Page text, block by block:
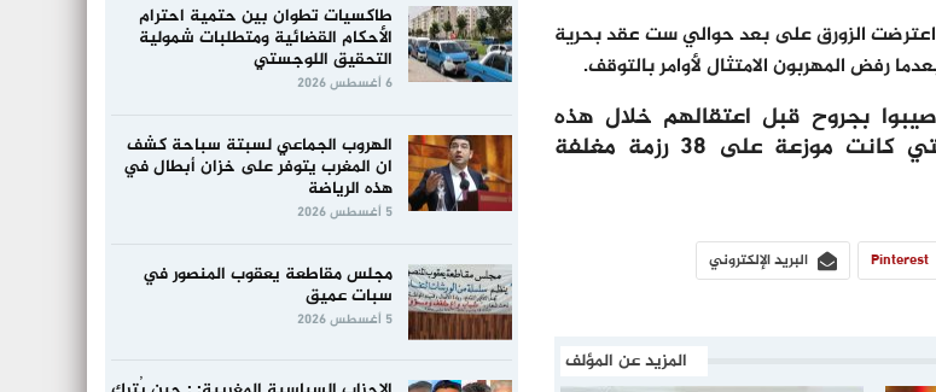
اعترضت الزورق على بعد حوالي ست عقد بحرية
رفض المهربون الامتثال لأوامر بالتوقف.
بجروح قبل اعتقالهم خلال هذه
العملية، كما تم حجز الزورق وهذه الكمية من المخدرات التي كانت موزعة على 38 رزمة مغلفة
Pinterest البريد الإلكتروني
المزيد عن المؤلف
طاكسيات تطوان بين حتمية احترام
الأحكام القضائية ومتطلبات شمولية
التحقيق اللوجستي
6 أغسطس 2026
الهروب الجماعي لسبتة سباحة كشف
ان المغرب يتوفر على خزان أبطال في
هذه الرياضة
5 أغسطس 2026
مجلس مقاطعة يعقوب المنصور في
سبات عميق
5 أغسطس 2026